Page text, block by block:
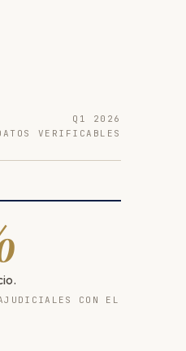
Q1 2026
VERIFICABLES
CON EL